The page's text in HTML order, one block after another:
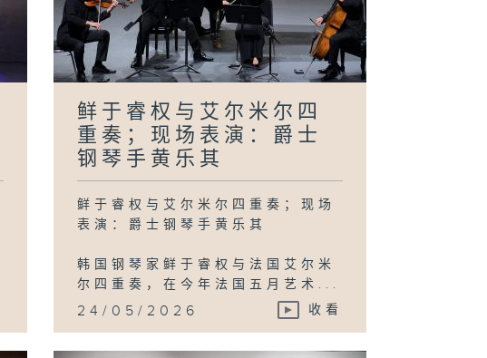
鲜于睿权与艾尔米尔四
重奏；现场表演：爵士
钢琴手黄乐其
鲜于睿权与艾尔米尔四重奏；现场
表演：爵士钢琴手黄乐其
韩国钢琴家鲜于睿权与法国艾尔米
尔四重奏，在今年法国五月艺术...
24/05/2026 收看